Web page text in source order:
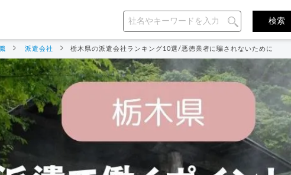
派遣会社 栃木県の派遣会社ランキング10選/悪徳業者に騙されないために